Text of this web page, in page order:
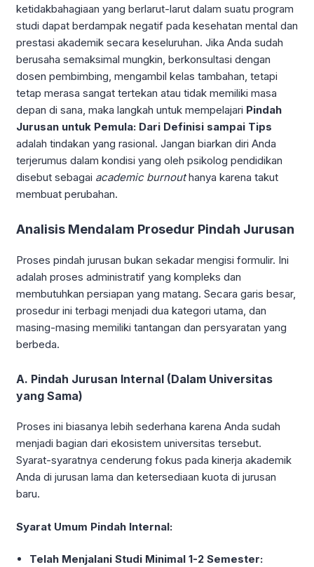
ketidakbahagiaan yang berlarut-larut dalam suatu program
studi dapat berdampak negatif pada kesehatan mental dan
prestasi akademik secara keseluruhan. Jika Anda sudah
berusaha semaksimal mungkin, berkonsultasi dengan
dosen pembimbing, mengambil kelas tambahan, tetapi
tetap merasa sangat tertekan atau tidak memiliki masa
depan di sana, maka langkah untuk mempelajari Pindah
Jurusan untuk Pemula: Dari Definisi sampai Tips
adalah tindakan yang rasional. Jangan biarkan diri Anda
terjerumus dalam kondisi yang oleh psikolog pendidikan
disebut sebagai academic burnouthanya karena takut
membuat perubahan.
Analisis Mendalam Prosedur Pindah Jurusan
Proses pindah jurusan bukan sekadar mengisi formulir. Ini
adalah proses administratif yang kompleks dan
membutuhkan persiapan yang matang. Secara garis besar,
prosedur ini terbagi menjadi dua kategori utama, dan
masing-masing memiliki tantangan dan persyaratan yang
berbeda.
A. Pindah Jurusan Internal (Dalam Universitas
yang Sama)
Proses ini biasanya lebih sederhana karena Anda sudah
menjadi bagian dari ekosistem universitas tersebut.
Syarat-syaratnya cenderung fokus pada kinerja akademik
Anda di jurusan lama dan ketersediaan kuota di jurusan
baru.
Syarat Umum Pindah Internal:
Telah Menjalani Studi Minimal 1-2 Semester: